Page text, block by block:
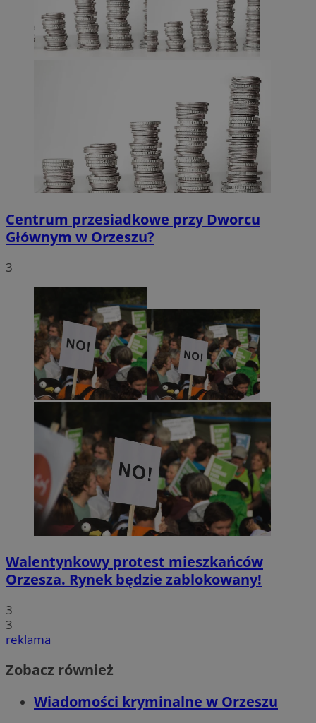
Centrum przesiadkowe przy Dworcu
Głównym w Orzeszu?
3
Walentynkowy protest mieszkańców
Orzesza. Rynek będzie zablokowany!
3
3
reklama
Zobacz również
Wiadomości kryminalne w Orzeszu